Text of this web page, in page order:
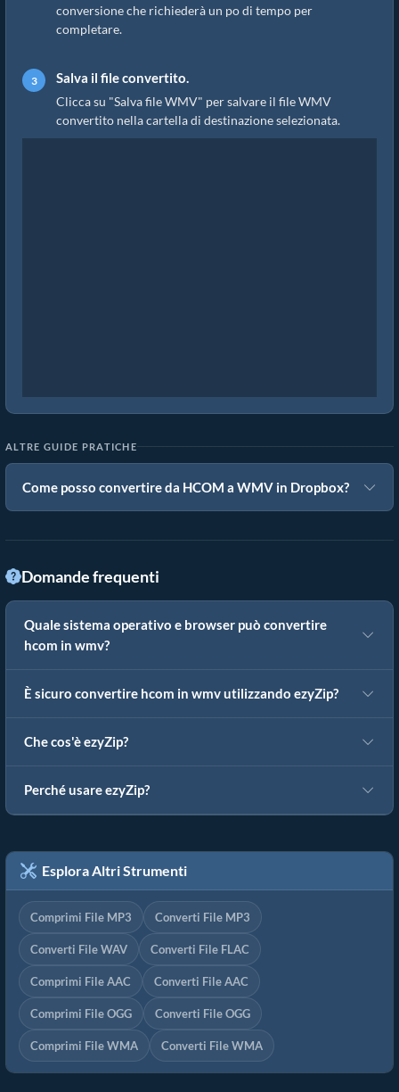
conversione che richiederà un po di tempo per
completare.
Salva il file convertito.
Clicca su "Salva file WMV" per salvare il file WMV
convertito nella cartella di destinazione selezionata.
ALTRE GUIDE PRATICHE
Come posso convertire da HCOM a WMV in Dropbox?
Domande frequenti
Quale sistema operativo e browser può convertire
hcom in wmv?
È sicuro convertire hcom in wmv utilizzando ezyZip?
Che cos'è ezyZip?
Perché usare ezyZip?
Esplora Altri Strumenti
Comprimi File MP3 Converti File MP3
Converti File WAV Converti File FLAC
Comprimi File AAC Converti File AAC
Comprimi File OGG Converti File OGG
Comprimi File WMA Converti File WMA